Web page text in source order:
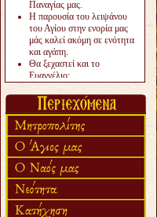
Παναγίας μας.
Η παρουσία του λειψάνου
του Αγίου στην ενορία μας
μάς καλεί ακόμη σε ενότητα
και αγάπη.
Θα ξεχαστεί και το
Ευαγγέλιο;
«πολύ αργά».
Ζητείται....